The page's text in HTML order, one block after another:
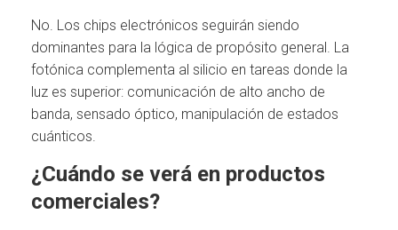
No. Los chips electrónicos seguirán siendo
dominantes para la lógica de propósito general. La
fotónica complementa al silicio en tareas donde la
luz es superior: comunicación de alto ancho de
banda, sensado óptico, manipulación de estados
cuánticos.
¿Cuándo se verá en productos
comerciales?